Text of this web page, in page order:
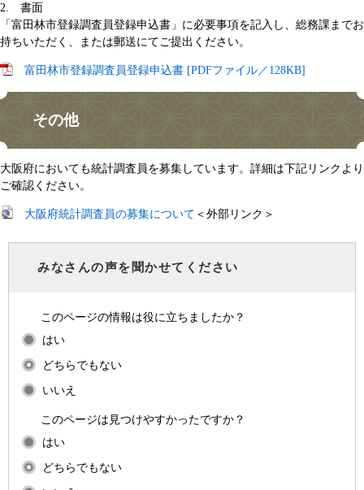
2. 書面
「富田林市登録調査員登録申込書」に必要事項を記入し、総務課までお
持ちいただく、または郵送にてご提出ください。
富田林市登録調査員登録申込書 [PDFファイル／128KB]
その他
大阪府においても統計調査員を募集しています。詳細は下記リンクより
ご確認ください。
大阪府統計調査員の募集について ＜外部リンク＞
みなさんの声を聞かせてください
このページの情報は役に立ちましたか？
はい
どちらでもない
いいえ
このページは見つけやすかったですか？
はい
どちらでもない